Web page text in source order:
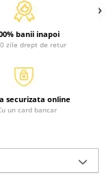
banii inapoi
zile drept de retur
securizata online
un card bancar